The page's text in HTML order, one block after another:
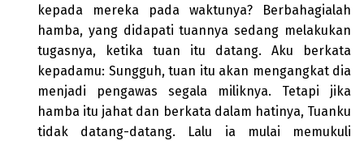
kepada mereka pada waktunya? Berbahagialah
hamba, yang didapati tuannya sedang melakukan
tugasnya, ketika tuan itu datang. Aku berkata
kepadamu: Sungguh, tuan itu akan mengangkat dia
menjadi pengawas segala miliknya. Tetapi jika
hamba itu jahat dan berkata dalam hatinya, Tuanku
tidak datang-datang. Lalu ia mulai memukuli